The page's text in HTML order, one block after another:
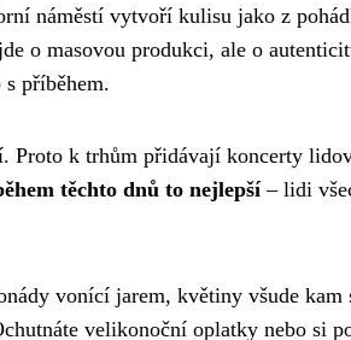
náměstí vytvoří kulisu jako z
o masovou produkci, ale o
příběhem.
Proto k trhům přidávají koncerty
těchto dnů to nejlepší– lidi
vonící jarem, květiny všude kam
velikonoční oplatky nebo si